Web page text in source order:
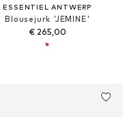
ESSENTIEL ANTWERP
Blousejurk 'JEMINE'
€ 265,00